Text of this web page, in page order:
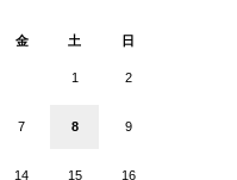
金 土 日
1 2
7 8 9
14 15 16